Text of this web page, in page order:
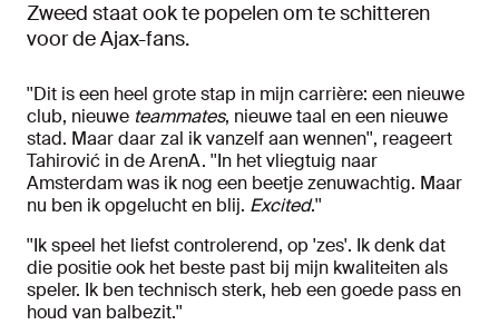
Zweed staat ook te popelen om te schitteren
voor de Ajax-fans.
''Dit is een heel grote stap in mijn carrière: een nieuwe
club, nieuwe teammates, nieuwe taal en een nieuwe
stad. Maar daar zal ik vanzelf aan wennen'', reageert
Tahirović in de ArenA. ''In het vliegtuig naar
Amsterdam was ik nog een beetje zenuwachtig. Maar
nu ben ik opgelucht en blij. Excited.''
''Ik speel het liefst controlerend, op 'zes'. Ik denk dat
die positie ook het beste past bij mijn kwaliteiten als
speler. Ik ben technisch sterk, heb een goede pass en
houd van balbezit.''